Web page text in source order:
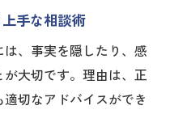
い選び方のコツ
る弁護士の見極め方
手な相談術
、事実を隠したり、感
大切です。理由は、正
切なアドバイスができ